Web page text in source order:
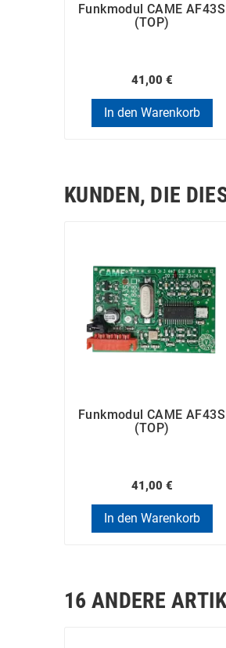
Funkmodul CAME AF43S
(TOP)
41,00 €
In den Warenkorb
KUNDEN, DIE
Funkmodul CAME AF43S
(TOP)
41,00 €
In den Warenkorb
16 ANDERE